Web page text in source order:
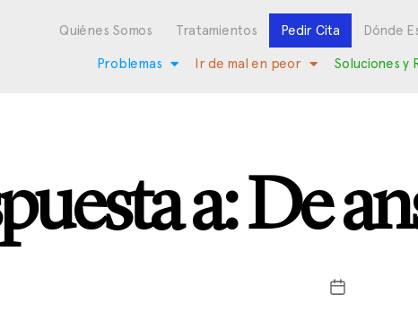
Quiénes Somos Tratamientos Pedir Cita Dónde
Problemas Ir de mal en peor Soluciones y
a: De